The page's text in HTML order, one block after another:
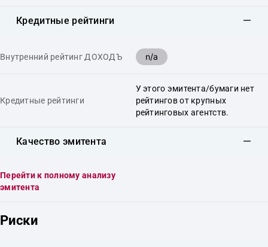
Кредитные рейтинги
Внутренний рейтинг ДОХОДЪ n/a
Кредитные рейтинги
У этого эмитента/бумаги нет
рейтингов от крупных
рейтинговых агентств.
Качество эмитента
Перейти к полному анализу
эмитента
Риски